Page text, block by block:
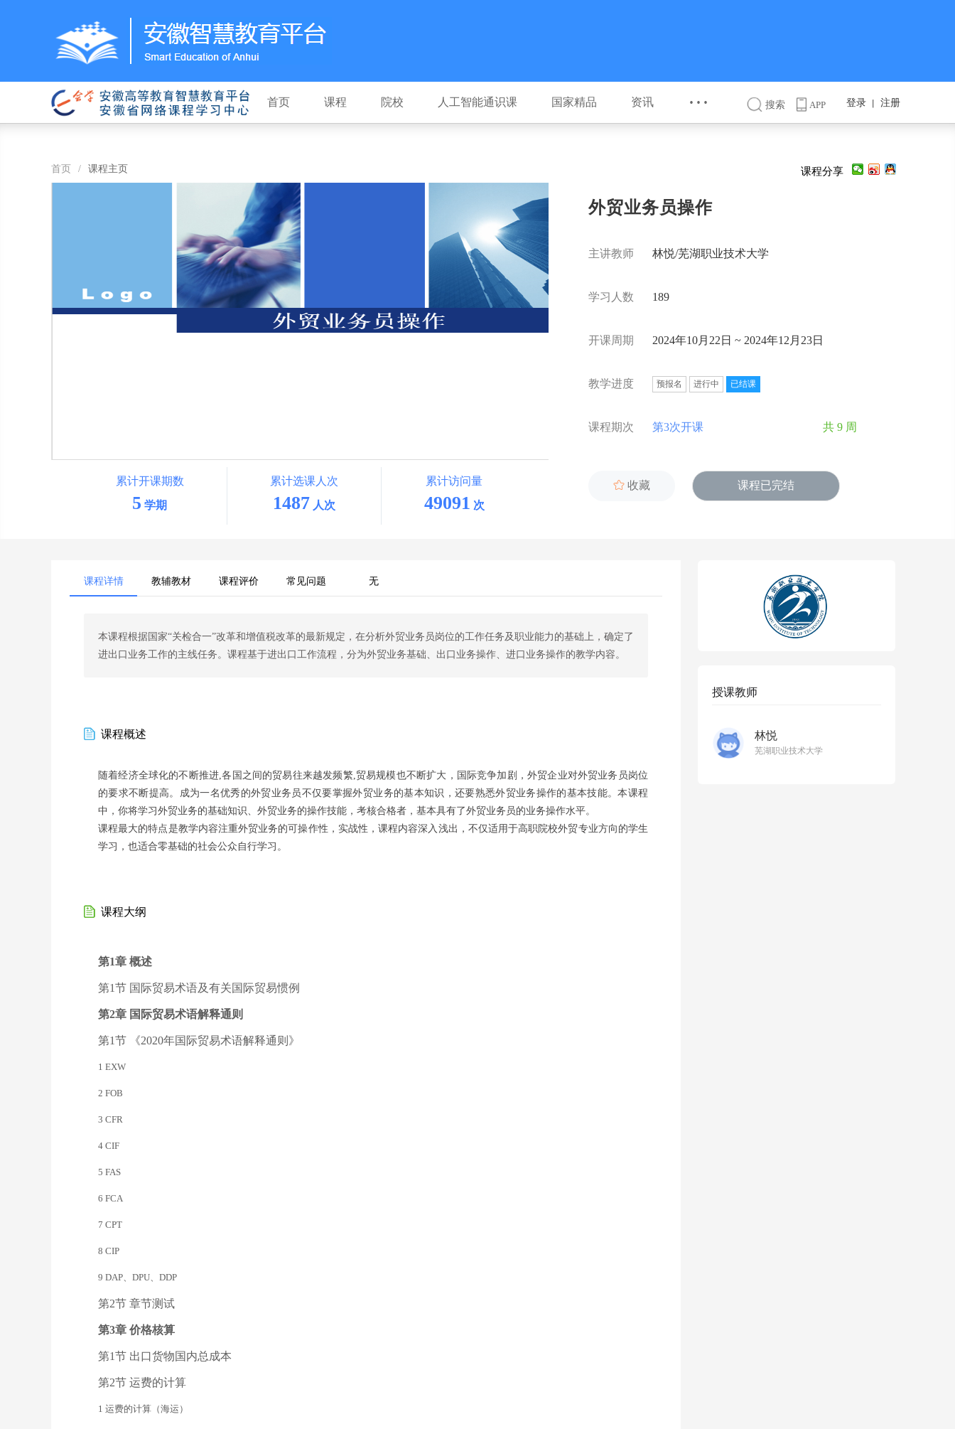
首页 课程 院校 人工智能通识课 国家精品 资讯 ··· 搜索 APP 登录 注册
首页 / 课程主页
累计开课期数
5 学期
累计选课人次
1487 人次
累计访问量
49091 次
课程分享
外贸业务员操作
主讲教师 林悦/芜湖职业技术大学
学习人数 189
开课周期 2024年10月22日 ~ 2024年12月23日
教学进度 预报名 进行中 已结课
课程期次 第3次开课 共 9 周
 收藏 课程已完结
课程详情 教辅教材 课程评价 常见问题 无
本课程根据国家“关检合一”改革和增值税改革的最新规定，在分析外贸业务员岗位的工作任务及职业能力的基础上，确定了
进出口业务工作的主线任务。课程基于进出口工作流程，分为外贸业务基础、出口业务操作、进口业务操作的教学内容。
课程概述
随着经济全球化的不断推进,各国之间的贸易往来越发频繁,贸易规模也不断扩大，国际竞争加剧，外贸企业对外贸业务员岗位
的要求不断提高。成为一名优秀的外贸业务员不仅要掌握外贸业务的基本知识，还要熟悉外贸业务操作的基本技能。本课程
中，你将学习外贸业务的基础知识、外贸业务的操作技能，考核合格者，基本具有了外贸业务员的业务操作水平。
课程最大的特点是教学内容注重外贸业务的可操作性，实战性，课程内容深入浅出，不仅适用于高职院校外贸专业方向的学生
学习，也适合零基础的社会公众自行学习。
课程大纲
第1章 概述
第1节 国际贸易术语及有关国际贸易惯例
第2章 国际贸易术语解释通则
第1节 《2020年国际贸易术语解释通则》
1 EXW
2 FOB
3 CFR
4 CIF
5 FAS
6 FCA
7 CPT
8 CIP
9 DAP、DPU、DDP
第2节 章节测试
第3章 价格核算
第1节 出口货物国内总成本
第2节 运费的计算
1 运费的计算（海运）
授课教师
林悦
芜湖职业技术大学